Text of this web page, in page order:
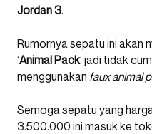
Jordan 3.
Rumornya sepatu ini akan
‘Animal Pack‘ jadi tidak
menggunakan faux animal
Semoga sepatu yang
3.500.000 ini masuk ke